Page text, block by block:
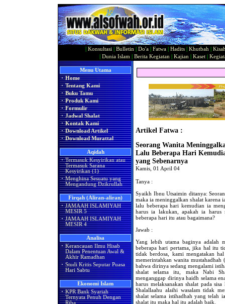
Konsultasi Bulletin Do'a Fatwa Hadits Khutbah
Dunia Islam Berita Kegiatan Kajian Kaset|
Menu Utama
· Home
· Tentang Kami
· Buku Tamu
· Produk Kami
· Formulir
· Jadwal Shalat
· Kontak Kami
· Download Artikel
· Download Murattal
Aqidah
· Termasuk Kesyirikan atau
Termasuk Sarana
Kesyirikan (1)
· Menghina Sesuatu yang
Mengandung Dzikrullah
Firqah (Aliran-aliran)
· JAMAAH ISLAMIYAH
MESIR 5
· JAMAAH ISLAMIYAH
MESIR 4
Analisa
· Kerancauan Ilmu Hisab
Dalam Penentuan Awal &
Akhir Ramadhan
· Studi Kritis Seputar Puasa
Hari Sabtu
Ekonomi Islam
· KPR Bank Syariah
Ternyata Penuh Dengan
Riba
Artikel Fatwa :
Seorang Wanita
Lalu Beberapa Hari
yang Sebenarnya
Kamis, 01 April 04
Tanya :
Syaikh Ibnu Utsaimin ditanya:
maka ia meninggalkan shalat karena
lalu beberapa hari kemudian ia
harus ia lakukan, apakah ia harus
beberapa hari itu atau bagaimana?
Jawab :
Yang lebih utama baginya adalah
beberapa hari pertama, jika hal itu
tidak berdosa, kami mengatakan
memerintahkan wanita
bahwa dirinya sedang mengalami
shalat selama itu, maka Nabi
menganggap dirinya haidh selama
harus melaksanakan shalat pada
Shalallaahu alaihi wasalam tidak
shalat selama istihadhah yang telah
shalat itu maka hal itu adalah baik.